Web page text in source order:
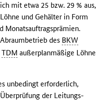
mit etwa 25 bzw. 29 % aus,
und Gehälter in Form
Monatsauftragsprämien.
des BKW
TDM außerplanmäßige Löhne
unbedingt erforderlich,
der Leitungs-